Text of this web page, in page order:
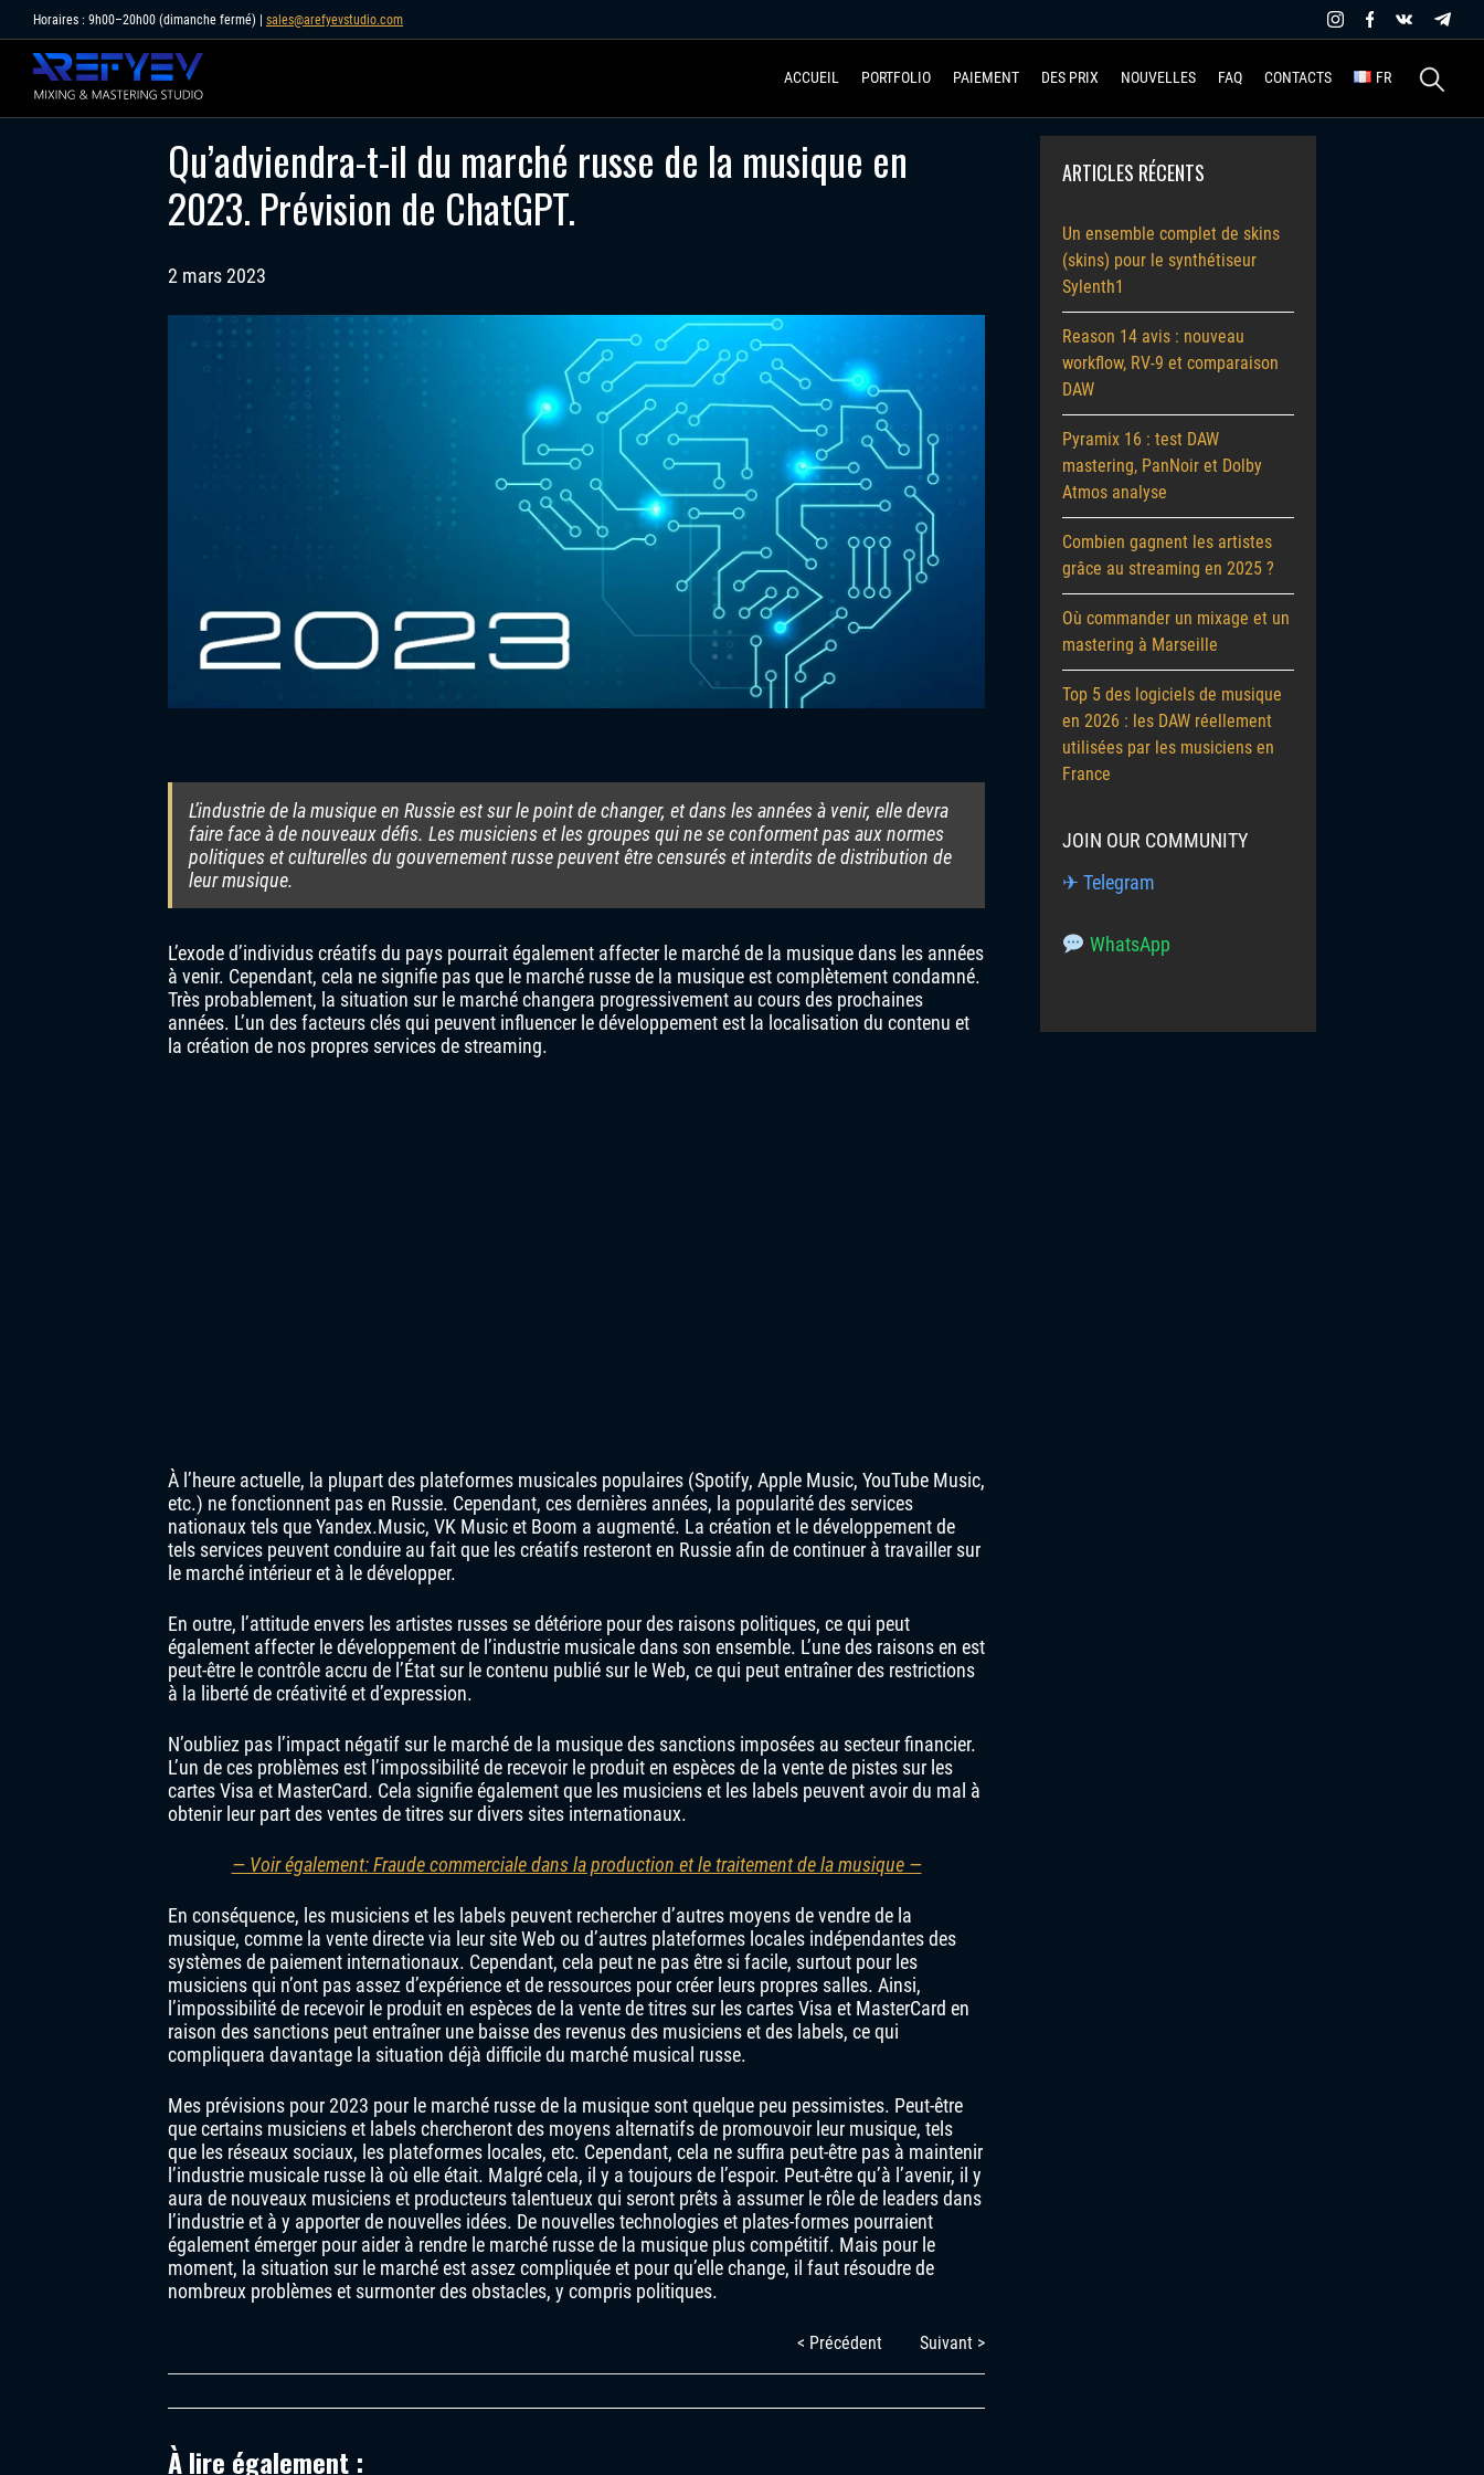
to
content
Horaires : 9h00–20h00 (dimanche fermé) | sales@arefyevstudio.com
ACCUEIL PORTFOLIO PAIEMENT DES PRIX NOUVELLES FAQ CONTACTS FR
Qu’adviendra-t-il du marché russe de la musique en
2023. Prévision de ChatGPT.
2 mars 2023
L’industrie de la musique en Russie est sur le point de changer, et dans les années à venir, elle devra
faire face à de nouveaux défis. Les musiciens et les groupes qui ne se conforment pas aux normes
politiques et culturelles du gouvernement russe peuvent être censurés et interdits de distribution de
leur musique.
L’exode d’individus créatifs du pays pourrait également affecter le marché de la musique dans les années
à venir. Cependant, cela ne signifie pas que le marché russe de la musique est complètement condamné.
Très probablement, la situation sur le marché changera progressivement au cours des prochaines
années. L’un des facteurs clés qui peuvent influencer le développement est la localisation du contenu et
la création de nos propres services de streaming.
À l’heure actuelle, la plupart des plateformes musicales populaires (Spotify, Apple Music, YouTube Music,
etc.) ne fonctionnent pas en Russie. Cependant, ces dernières années, la popularité des services
nationaux tels que Yandex.Music, VK Music et Boom a augmenté. La création et le développement de
tels services peuvent conduire au fait que les créatifs resteront en Russie afin de continuer à travailler sur
le marché intérieur et à le développer.
En outre, l’attitude envers les artistes russes se détériore pour des raisons politiques, ce qui peut
également affecter le développement de l’industrie musicale dans son ensemble. L’une des raisons en est
peut-être le contrôle accru de l’État sur le contenu publié sur le Web, ce qui peut entraîner des restrictions
à la liberté de créativité et d’expression.
N’oubliez pas l’impact négatif sur le marché de la musique des sanctions imposées au secteur financier.
L’un de ces problèmes est l’impossibilité de recevoir le produit en espèces de la vente de pistes sur les
cartes Visa et MasterCard. Cela signifie également que les musiciens et les labels peuvent avoir du mal à
obtenir leur part des ventes de titres sur divers sites internationaux.
— Voir également: Fraude commerciale dans la production et le traitement de la musique —
En conséquence, les musiciens et les labels peuvent rechercher d’autres moyens de vendre de la
musique, comme la vente directe via leur site Web ou d’autres plateformes locales indépendantes des
systèmes de paiement internationaux. Cependant, cela peut ne pas être si facile, surtout pour les
musiciens qui n’ont pas assez d’expérience et de ressources pour créer leurs propres salles. Ainsi,
l’impossibilité de recevoir le produit en espèces de la vente de titres sur les cartes Visa et MasterCard en
raison des sanctions peut entraîner une baisse des revenus des musiciens et des labels, ce qui
compliquera davantage la situation déjà difficile du marché musical russe.
Mes prévisions pour 2023 pour le marché russe de la musique sont quelque peu pessimistes. Peut-être
que certains musiciens et labels chercheront des moyens alternatifs de promouvoir leur musique, tels
que les réseaux sociaux, les plateformes locales, etc. Cependant, cela ne suffira peut-être pas à maintenir
l’industrie musicale russe là où elle était. Malgré cela, il y a toujours de l’espoir. Peut-être qu’à l’avenir, il y
aura de nouveaux musiciens et producteurs talentueux qui seront prêts à assumer le rôle de leaders dans
l’industrie et à y apporter de nouvelles idées. De nouvelles technologies et plates-formes pourraient
également émerger pour aider à rendre le marché russe de la musique plus compétitif. Mais pour le
moment, la situation sur le marché est assez compliquée et pour qu’elle change, il faut résoudre de
nombreux problèmes et surmonter des obstacles, y compris politiques.
< Précédent Suivant >
À lire également :
ARTICLES RÉCENTS
Un ensemble complet de skins
(skins) pour le synthétiseur
Sylenth1
Reason 14 avis : nouveau
workflow, RV-9 et comparaison
DAW
Pyramix 16 : test DAW
mastering, PanNoir et Dolby
Atmos analyse
Combien gagnent les artistes
grâce au streaming en 2025 ?
Où commander un mixage et un
mastering à Marseille
Top 5 des logiciels de musique
en 2026 : les DAW réellement
utilisées par les musiciens en
France
JOIN OUR COMMUNITY
✈ Telegram
WhatsApp